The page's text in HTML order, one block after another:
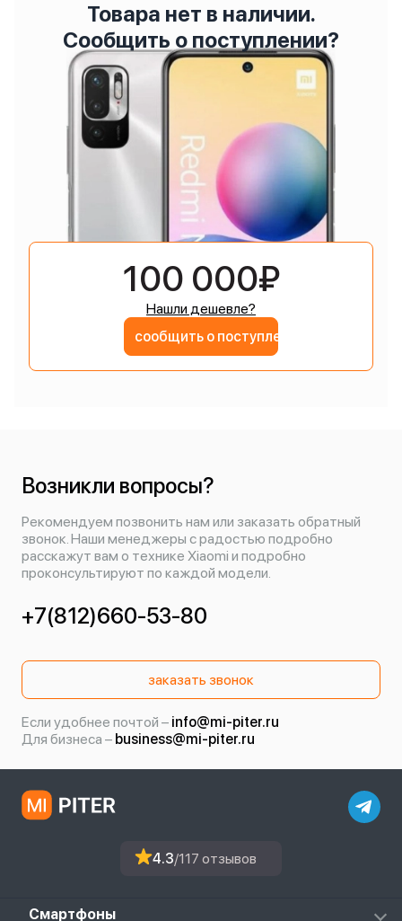
Товара нет в наличии.
Сообщить о поступлении?
100 000₽
Нашли дешевле?
сообщить о поступлении
Возникли вопросы?
Рекомендуем позвонить нам или заказать обратный
звонок. Наши менеджеры с радостью подробно
расскажут вам о технике Xiaomi и подробно
проконсультируют по каждой модели.
+7(812)660-53-80
заказать звонок
Если удобнее почтой – info@mi-piter.ru
Для бизнеса – business@mi-piter.ru
4.3/117 отзывов
Смартфоны